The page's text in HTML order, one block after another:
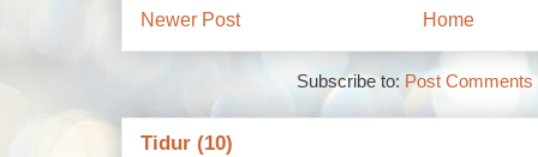
Newer Post Home
Subscribe to: Post Comments
Tidur (10)